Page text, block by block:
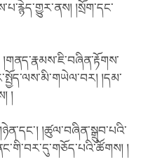
།སྲོག་དང་
།གནད་རྣམས་ཇི་བཞིན་རྟོགས་
།དམ་
།
།ཚུལ་བཞིན་སྒྲུབ་པའི་
།